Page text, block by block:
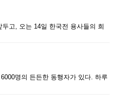
고, 오는 14일 한국전 용사들의 희
명의 든든한 동행자가 있다. 하루